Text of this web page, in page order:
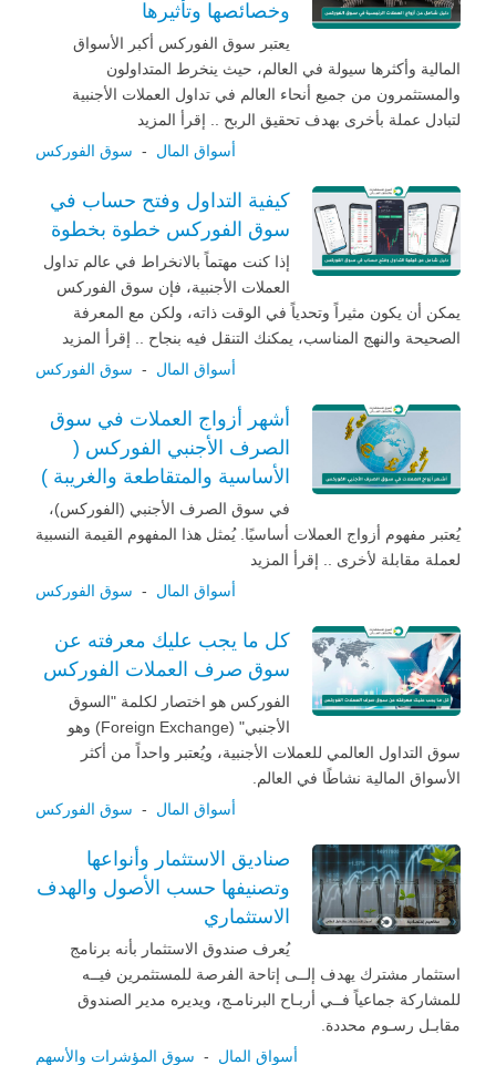
وخصائصها وتأثيرها
يعتبر سوق الفوركس أكبر الأسواق
المالية وأكثرها سيولة في العالم، حيث ينخرط المتداولون
والمستثمرون من جميع أنحاء العالم في تداول العملات الأجنبية
لتبادل عملة بأخرى بهدف تحقيق الربح .. إقرأ المزيد
أسواق المال - سوق الفوركس
كيفية التداول وفتح حساب في
سوق الفوركس خطوة بخطوة
إذا كنت مهتماً بالانخراط في عالم تداول
العملات الأجنبية، فإن سوق الفوركس
يمكن أن يكون مثيراً وتحدياً في الوقت ذاته، ولكن مع المعرفة
الصحيحة والنهج المناسب، يمكنك التنقل فيه بنجاح .. إقرأ المزيد
أسواق المال - سوق الفوركس
أشهر أزواج العملات في سوق
الصرف الأجنبي الفوركس (
الأساسية والمتقاطعة والغريبة )
في سوق الصرف الأجنبي (الفوركس)،
يُعتبر مفهوم أزواج العملات أساسيًا. يُمثل هذا المفهوم القيمة النسبية
لعملة مقابلة لأخرى .. إقرأ المزيد
أسواق المال - سوق الفوركس
كل ما يجب عليك معرفته عن
سوق صرف العملات الفوركس
الفوركس هو اختصار لكلمة "السوق
الأجنبي" (Foreign Exchange) وهو
سوق التداول العالمي للعملات الأجنبية، ويُعتبر واحداً من أكثر
الأسواق المالية نشاطًا في العالم.
أسواق المال - سوق الفوركس
صناديق الاستثمار وأنواعها
وتصنيفها حسب الأصول والهدف
الاستثماري
يُعرف صندوق الاستثمار بأنه برنامج
استثمار مشترك يهدف إلــى إتاحة الفرصة للمستثمرين فيــه
للمشاركة جماعياً فــي أربـاح البرنامـج، ويديره مدير الصندوق
مقابـل رسـوم محددة.
أسواق المال - سوق المؤشرات والأسهم